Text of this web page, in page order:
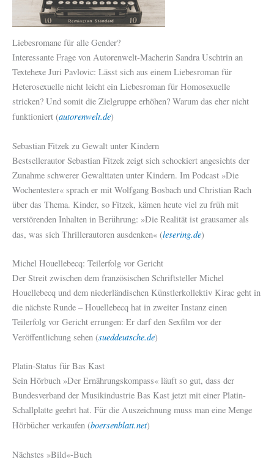
Liebesromane für alle Gender?
Interessante Frage von Autorenwelt-Macherin Sandra Uschtrin an
Textehexe Juri Pavlovic: Lässt sich aus einem Liebesroman für
Heterosexuelle nicht leicht ein Liebesroman für Homosexuelle
stricken? Und somit die Zielgruppe erhöhen? Warum das eher nicht
funktioniert (autorenwelt.de)
Sebastian Fitzek zu Gewalt unter Kindern
Bestsellerautor Sebastian Fitzek zeigt sich schockiert angesichts der
Zunahme schwerer Gewalttaten unter Kindern. Im Podcast »Die
Wochentester« sprach er mit Wolfgang Bosbach und Christian Rach
über das Thema. Kinder, so Fitzek, kämen heute viel zu früh mit
verstörenden Inhalten in Berührung: »Die Realität ist grausamer als
das, was sich Thrillerautoren ausdenken« (lesering.de)
Michel Houellebecq: Teilerfolg vor Gericht
Der Streit zwischen dem französischen Schriftsteller Michel
Houellebecq und dem niederländischen Künstlerkollektiv Kirac geht in
die nächste Runde – Houellebecq hat in zweiter Instanz einen
Teilerfolg vor Gericht errungen: Er darf den Sexfilm vor der
Veröffentlichung sehen (sueddeutsche.de)
Platin-Status für Bas Kast
Sein Hörbuch »Der Ernährungskompass« läuft so gut, dass der
Bundesverband der Musikindustrie Bas Kast jetzt mit einer Platin-
Schallplatte geehrt hat. Für die Auszeichnung muss man eine Menge
Hörbücher verkaufen (boersenblatt.net)
Nächstes »Bild«-Buch